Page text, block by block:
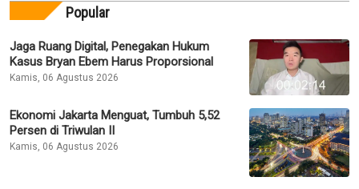
Popular
Jaga Ruang Digital, Penegakan Hukum
Kasus Bryan Ebem Harus Proporsional
Kamis, 06 Agustus 2026
Ekonomi Jakarta Menguat, Tumbuh 5,52
Persen di Triwulan II
Kamis, 06 Agustus 2026